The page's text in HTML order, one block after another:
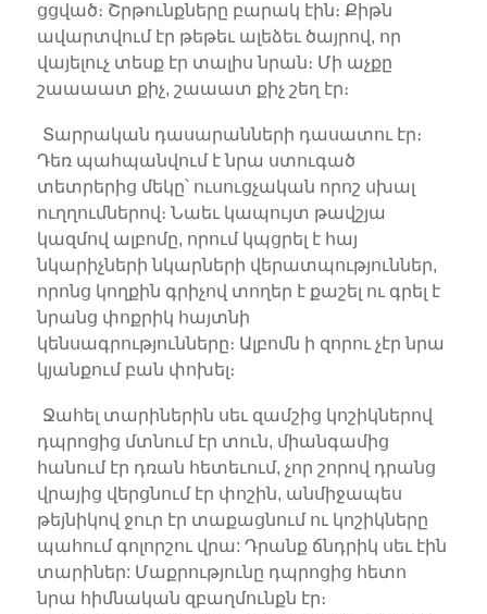
ցցված։ Շրթունքները բարակ էին։ Քիթն
ավարտվում էր թեթեւ ալեձեւ ծայրով, որ
վայելուչ տեսք էր տալիս նրան։ Մի աչքը
շաաաատ քիչ, շաաատ քիչ շեղ էր։
Տարրական դասարանների դասատու էր։
Դեռ պահպանվում է նրա ստուգած
տետրերից մեկը՝ ուսուցչական որոշ սխալ
ուղղումներով։ Նաեւ կապույտ թավշյա
կազմով ալբոմը, որում կպցրել է հայ
նկարիչների նկարների վերատպություններ,
որոնց կողքին գրիչով տողեր է քաշել ու գրել է
նրանց փոքրիկ հայտնի
կենսագրությունները։ Ալբոմն ի զորու չէր նրա
կյանքում բան փոխել։
Ջահել տարիներին սեւ զամշից կոշիկներով
դպրոցից մտնում էր տուն, միանգամից
հանում էր դռան հետեւում, չոր շորով դրանց
վրայից վերցնում էր փոշին, անմիջապես
թեյնիկով ջուր էր տաքացնում ու կոշիկները
պահում գոլորշու վրա: Դրանք ճնդրիկ սեւ էին
տարիներ: Մաքրությունը դպրոցից հետո
նրա հիմնական զբաղմունքն էր։